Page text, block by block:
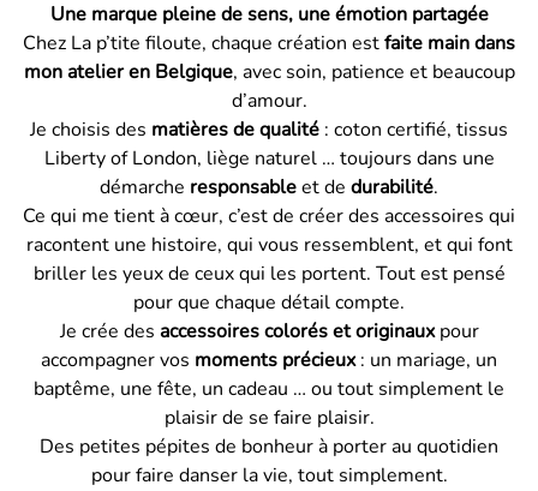
Une marque pleine de sens, une émotion partagée
Chez La p’tite filoute, chaque création estfaite main dans
mon atelier en Belgique, avec soin, patience et beaucoup
d’amour.
Je choisis des matières de qualité : coton certifié, tissus
Liberty of London, liège naturel … toujours dans une
démarche responsableet de durabilité.
Ce qui me tient à cœur, c’est de créer des accessoires qui
racontent une histoire, qui vous ressemblent, et qui font
briller les yeux de ceux qui les portent. Tout est pensé
pour que chaque détail compte.
Je crée des accessoires colorés et originauxpour
accompagner vos moments précieux: un mariage, un
baptême, une fête, un cadeau … ou tout simplement le
plaisir de se faire plaisir.
Des petites pépites de bonheur à porter au quotidien
pour faire danser la vie, tout simplement.